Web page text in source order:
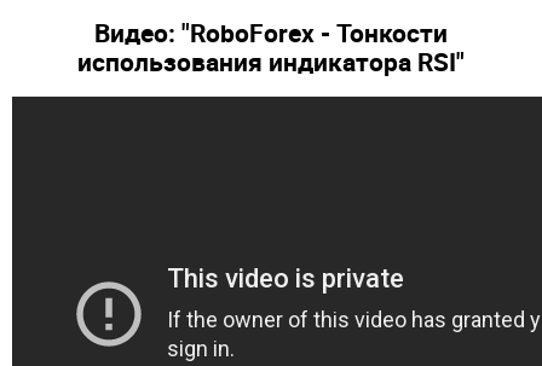
Видео: "RoboForex - Тонкости
использования индикатора RSI"